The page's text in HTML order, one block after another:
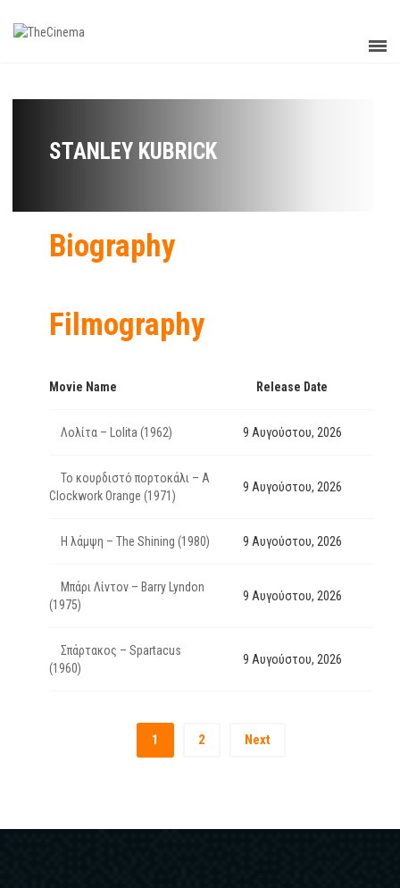
STANLEY KUBRICK
Biography
Filmography
Movie Name Release Date
Λολίτα – Lolita (1962) 9 Αυγούστου, 2026
Το κουρδιστό πορτοκάλι – A
Clockwork Orange (1971)
9 Αυγούστου, 2026
Η λάμψη – The Shining (1980) 9 Αυγούστου, 2026
Μπάρι Λίντον – Barry Lyndon
(1975)
9 Αυγούστου, 2026
Σπάρτακος – Spartacus
(1960)
9 Αυγούστου, 2026
1 2 Next